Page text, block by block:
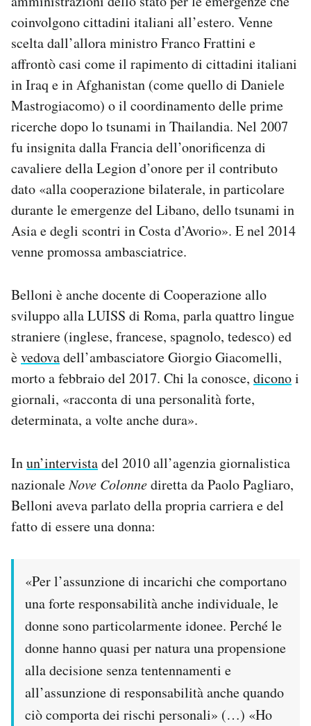
coinvolgono cittadini italiani all’estero. Venne
scelta dall’allora ministro Franco Frattini e
affrontò casi come il rapimento di cittadini italiani
in Iraq e in Afghanistan (come quello di Daniele
Mastrogiacomo) o il coordinamento delle prime
ricerche dopo lo tsunami in Thailandia. Nel 2007
fu insignita dalla Francia dell’onorificenza di
cavaliere della Legion d’onore per il contributo
dato «alla cooperazione bilaterale, in particolare
durante le emergenze del Libano, dello tsunami in
Asia e degli scontri in Costa d’Avorio». E nel 2014
venne promossa ambasciatrice.
Belloni è anche docente di Cooperazione allo
sviluppo alla LUISS di Roma, parla quattro lingue
straniere (inglese, francese, spagnolo, tedesco) ed
èvedovadell’ambasciatore Giorgio Giacomelli,
morto a febbraio del 2017. Chi la conosce, diconoi
giornali, «racconta di una personalità forte,
determinata, a volte anche dura».
Inun’intervistadel 2010 all’agenzia giornalistica
nazionaleNove Colonnediretta da Paolo Pagliaro,
Belloni aveva parlato della propria carriera e del
fatto di essere una donna:
«Per l’assunzione di incarichi che comportano
una forte responsabilità anche individuale, le
donne sono particolarmente idonee. Perché le
donne hanno quasi per natura una propensione
alla decisione senza tentennamenti e
all’assunzione di responsabilità anche quando
ciò comporta dei rischi personali» (…) «Ho